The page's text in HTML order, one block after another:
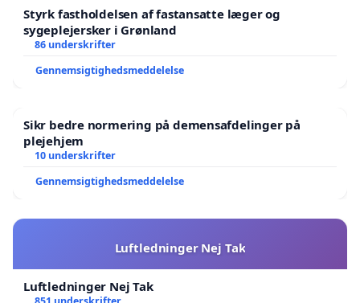
Styrk fastholdelsen af fastansatte læger og
sygeplejersker i Grønland
86 underskrifter
Gennemsigtighedsmeddelelse
Sikr bedre normering på demensafdelinger på
plejehjem
10 underskrifter
Gennemsigtighedsmeddelelse
Luftledninger Nej Tak
Luftledninger Nej Tak